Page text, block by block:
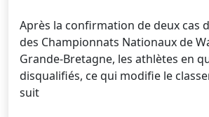
Après la confirmation de deux cas
des Championnats Nationaux de
Grande-Bretagne, les athlètes en
disqualifiés, ce qui modifie le
suit